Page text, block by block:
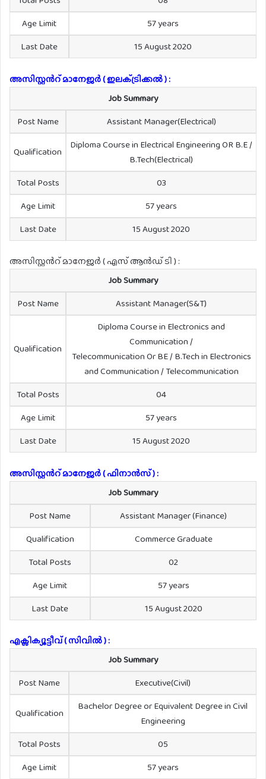
Age Limit
57 years
Last Date
15 August 2020
അസിസ്റ്റൻറ് മാനേജർ ( ഇലക്‌ട്രിക്കൽ ) :
Job Summary
Post Name
Assistant Manager(Electrical)
Qualification
Diploma Course in Electrical Engineering OR B.E /
B.Tech(Electrical)
Total Posts
03
Age Limit
57 years
Last Date
15 August 2020
അസിസ്റ്റൻറ് മാനേജർ ( എസ് ആൻഡ് ടി ) :
Job Summary
Post Name
Assistant Manager(S&T)
Qualification
Diploma Course in Electronics and
Communication /
Telecommunication Or BE / B.Tech in Electronics
and Communication / Telecommunication
Total Posts
04
Age Limit
57 years
Last Date
15 August 2020
അസിസ്റ്റൻറ് മാനേജർ ( ഫിനാൻസ് ) :
Job Summary
Post Name
Assistant Manager (Finance)
Qualification
Commerce Graduate
Total Posts
02
Age Limit
57 years
Last Date
15 August 2020
എക്സിക്യൂട്ടീവ് ( സിവിൽ ) :
Job Summary
Post Name
Executive(Civil)
Qualification
Bachelor Degree or Equivalent Degree in Civil
Engineering
Total Posts
05
Age Limit
57 years